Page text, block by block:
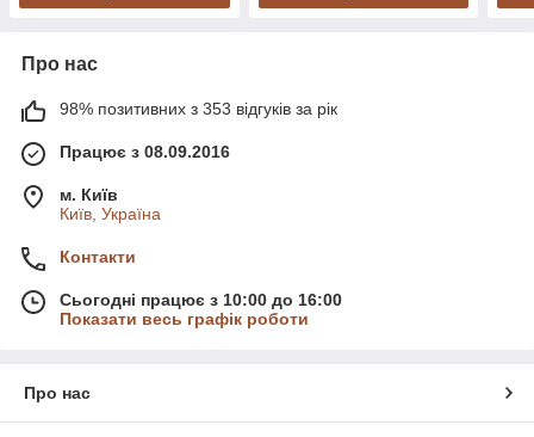
Про нас
98% позитивних з 353 відгуків за рік
Працює з 08.09.2016
м. Київ
Київ, Україна
Контакти
Сьогодні працює з 10:00 до 16:00
Показати весь графік роботи
Про нас